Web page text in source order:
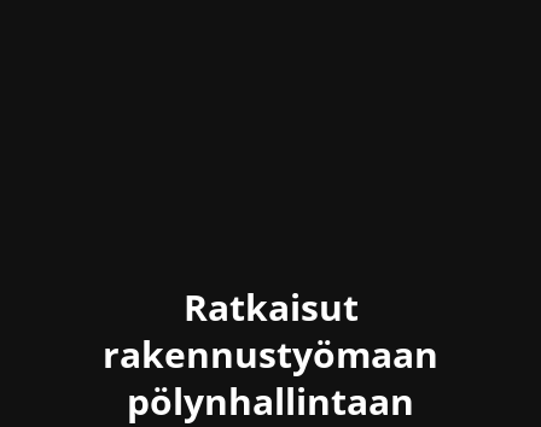
Ratkaisut
rakennustyömaan
pölynhallintaan